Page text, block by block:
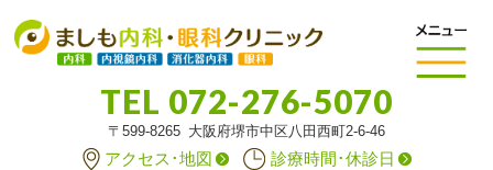
TEL 072-276-5070
〒599-8265 大阪府堺市中区八田西町2-6-46
アクセス･地図 診療時間･休診日